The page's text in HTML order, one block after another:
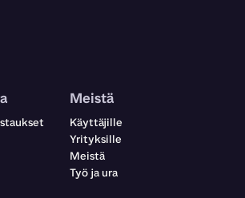
Meistä
Käyttäjille
Yrityksille
Meistä
Työ ja ura